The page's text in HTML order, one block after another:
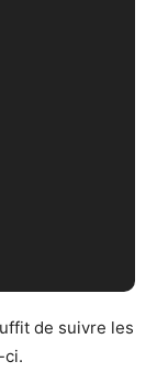
de suivre les
ci.